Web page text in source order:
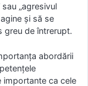
„agresivul
și să se
greu de întrerupt.
abordării
importante ca cele